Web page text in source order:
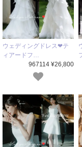
ウェディングドレス❤テ
ィアードフ…
967114 ¥26,800